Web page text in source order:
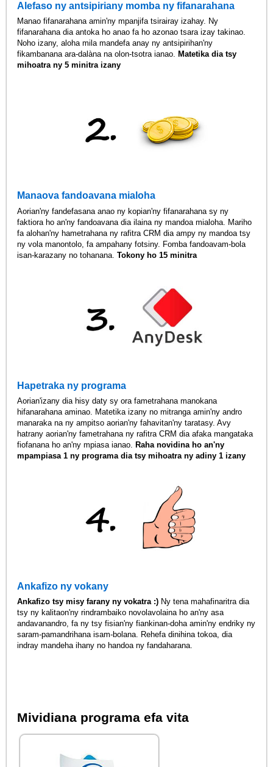
Alefaso ny antsipiriany momba ny fifanarahana
Manao fifanarahana amin'ny mpanjifa tsirairay izahay. Ny
fifanarahana dia antoka ho anao fa ho azonao tsara izay takinao.
Noho izany, aloha mila mandefa anay ny antsipirihan'ny
fikambanana ara-dalàna na olon-tsotra ianao. Matetika dia tsy
mihoatra ny 5 minitra izany
Manaova fandoavana mialoha
Aorian'ny fandefasana anao ny kopian'ny fifanarahana sy ny
faktiora ho an'ny fandoavana dia ilaina ny mandoa mialoha. Mariho
fa alohan'ny hametrahana ny rafitra CRM dia ampy ny mandoa tsy
ny vola manontolo, fa ampahany fotsiny. Fomba fandoavam-bola
isan-karazany no tohanana.Tokony ho 15 minitra
Hapetraka ny programa
Aorian'izany dia hisy daty sy ora fametrahana manokana
hifanarahana aminao. Matetika izany no mitranga amin'ny andro
manaraka na ny ampitso aorian'ny fahavitan'ny taratasy. Avy
hatrany aorian'ny fametrahana ny rafitra CRM dia afaka mangataka
fiofanana ho an'ny mpiasa ianao.
Raha novidina ho an'ny
mpampiasa 1 ny programa dia tsy mihoatra ny adiny 1 izany
Ankafizo ny vokany
Ankafizo tsy misy farany ny vokatra :) Ny tena mahafinaritra dia
tsy ny kalitaon'ny rindrambaiko novolavolaina ho an'ny asa
andavanandro, fa ny tsy fisian'ny fiankinan-doha amin'ny endriky ny
saram-pamandrihana isam-bolana. Rehefa dinihina tokoa, dia
indray mandeha ihany no handoa ny fandaharana.
Mividiana programa efa vita